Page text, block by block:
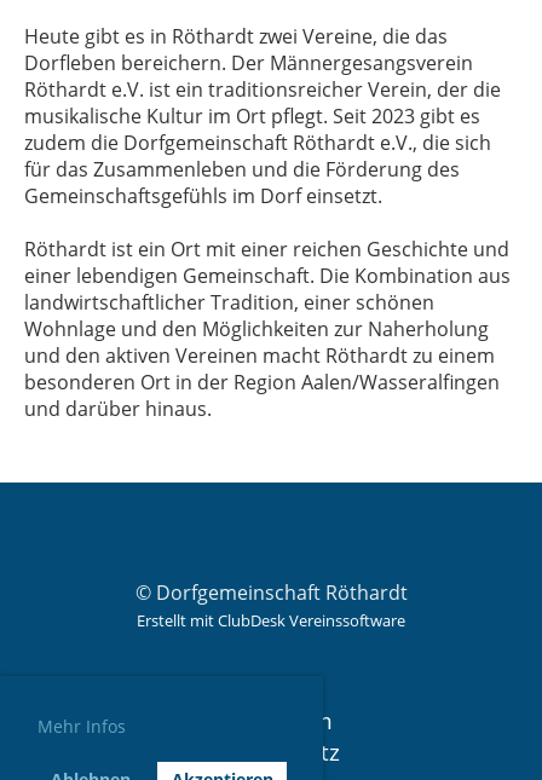
Mehr Infos
Heute gibt es in Röthardt zwei Vereine, die das
Dorfleben bereichern. Der Männergesangsverein
Röthardt e.V. ist ein traditionsreicher Verein, der die
musikalische Kultur im Ort pflegt. Seit 2023 gibt es
zudem die Dorfgemeinschaft Röthardt e.V., die sich
für das Zusammenleben und die Förderung des
Gemeinschaftsgefühls im Dorf einsetzt.
Röthardt ist ein Ort mit einer reichen Geschichte und
einer lebendigen Gemeinschaft. Die Kombination aus
landwirtschaftlicher Tradition, einer schönen
Wohnlage und den Möglichkeiten zur Naherholung
und den aktiven Vereinen macht Röthardt zu einem
besonderen Ort in der Region Aalen/Wasseralfingen
und darüber hinaus.
© Dorfgemeinschaft Röthardt
Erstellt mit ClubDesk Vereinssoftware
mpressum
Datenschutz